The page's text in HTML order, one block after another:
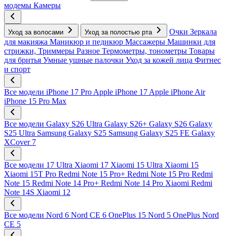
модемы Камеры
Уход за волосами Уход за полостью рта Очки Зеркала
для макияжа Маникюр и педикюр Массажеры Машинки для
стрижки, Триммеры Разное Термометры, тонометры Товары
для бритья Умные ушные палочки Уход за кожей лица Фитнес
и спорт
Все модели iPhone 17 Pro Apple iPhone 17 Apple iPhone Air
iPhone 15 Pro Max
Все модели Galaxy S26 Ultra Galaxy S26+ Galaxy S26 Galaxy
S25 Ultra Samsung Galaxy S25 Samsung Galaxy S25 FE Galaxy
XCover 7
Все модели 17 Ultra Xiaomi 17 Xiaomi 15 Ultra Xiaomi 15
Xiaomi 15T Pro Redmi Note 15 Pro+ Redmi Note 15 Pro Redmi
Note 15 Redmi Note 14 Pro+ Redmi Note 14 Pro Xiaomi Redmi
Note 14S Xiaomi 12
Все модели Nord 6 Nord CE 6 OnePlus 15 Nord 5 OnePlus Nord
CE 5